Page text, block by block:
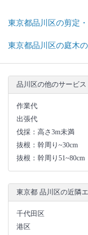
東京都品川区の剪定
東京都品川区の庭木
品川区の他のサービス
作業代
出張代
伐採：高さ3m未満
抜根：幹周り~30cm
抜根：幹周り51~80cm
東京都 品川区の近隣
千代田区
港区